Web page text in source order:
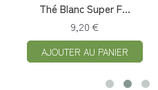
Thé Blanc Super F...
9,20 €
AJOUTER AU PANIER